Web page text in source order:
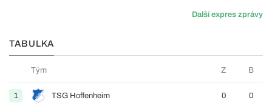
Další expres zprávy
TABULKA
Tým Z B
1 TSG Hoffenheim 0 0